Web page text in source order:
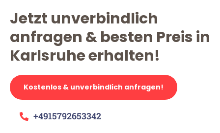
Jetzt unverbindlich
anfragen & besten Preis in
Karlsruhe erhalten!
Kostenlos & unverbindlich anfragen!
+4915792653342